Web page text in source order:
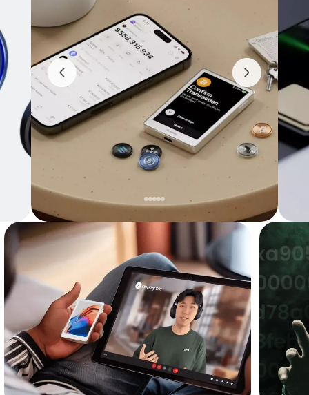
新
聞
室
Sifu
入
門
服
務
OneKey
已
全
面
支
援
EVM
解
唯
獲
得
YZi
Labs（前
Binance
Labs）
與
硬
升
級：
SOL
訊
息
簽
署
一
式
質
押
管
理
頁
面
Sparrow
在
支
援
連
接
OneKey
硬
MetaMask
在
支
援
OneKey
硬
體
錢
了解更多 買